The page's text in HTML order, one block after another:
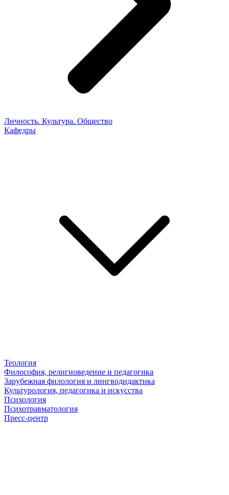
Личность. Культура. Общество
Кафедры
Теология
Философия, религиоведение и педагогика
Зарубежная филология и лингводидактика
Культурология, педагогика и искусства
Психология
Психотравматология
Пресс-центр